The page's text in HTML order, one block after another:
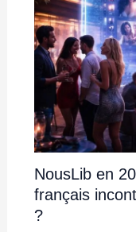
NousLib en
français
?